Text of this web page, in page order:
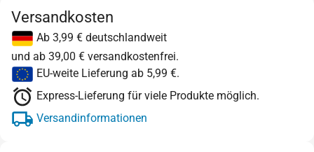
Versandkosten
Ab 3,99 € deutschlandweit
und ab 39,00 € versandkostenfrei.
EU-weite Lieferung ab 5,99 €.
Express-Lieferung für viele Produkte möglich.
Versandinformationen